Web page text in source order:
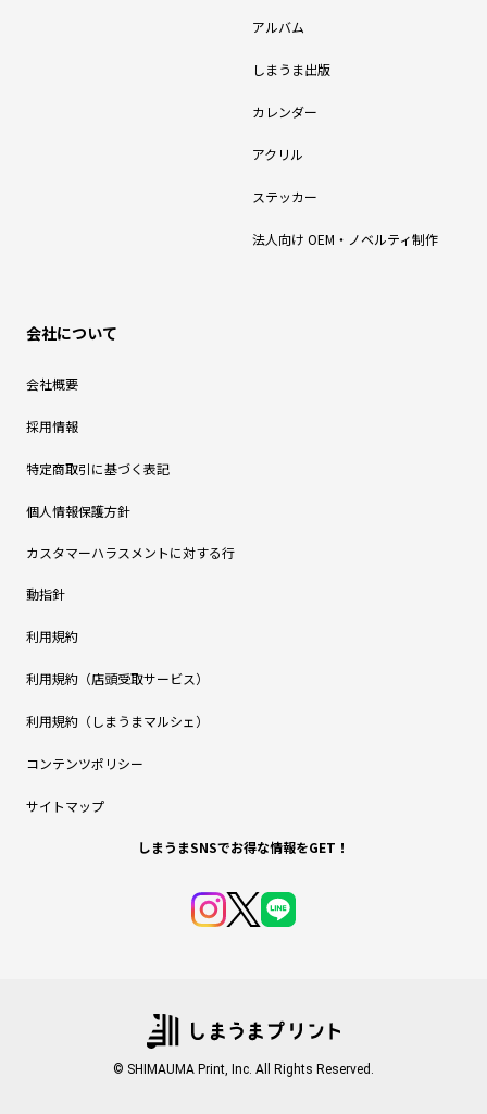
アルバム
しまうま出版
カレンダー
アクリル
ステッカー
法人向け OEM・ノベルティ制作
会社について
会社概要
採用情報
特定商取引に基づく表記
個人情報保護方針
カスタマーハラスメントに対する行
動指針
利用規約
利用規約（店頭受取サービス）
利用規約（しまうまマルシェ）
コンテンツポリシー
サイトマップ
しまうまSNSでお得な情報をGET！
© SHIMAUMA Print, Inc. All Rights Reserved.